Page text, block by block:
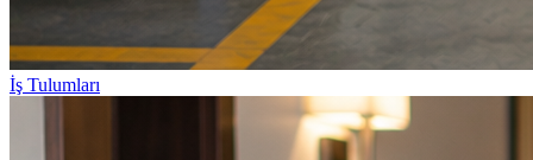
İş Tulumları